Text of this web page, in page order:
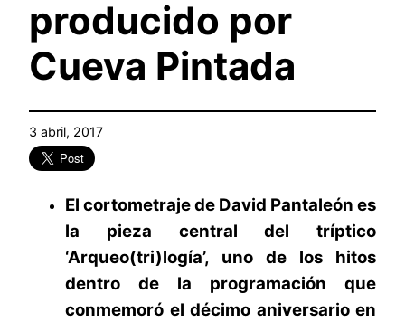
producido por
Cueva Pintada
3 abril, 2017
El cortometraje de David Pantaleón es
la pieza central del tríptico
‘Arqueo(tri)logía’, uno de los hitos
dentro de la programación que
conmemoró el décimo aniversario en